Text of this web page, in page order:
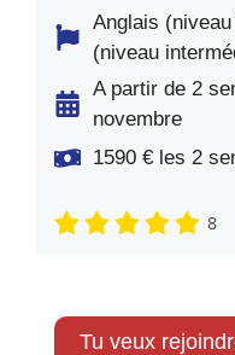
Anglais
(niveau
A partir de 2
novembre
1590 € les 2
8
Tu veux